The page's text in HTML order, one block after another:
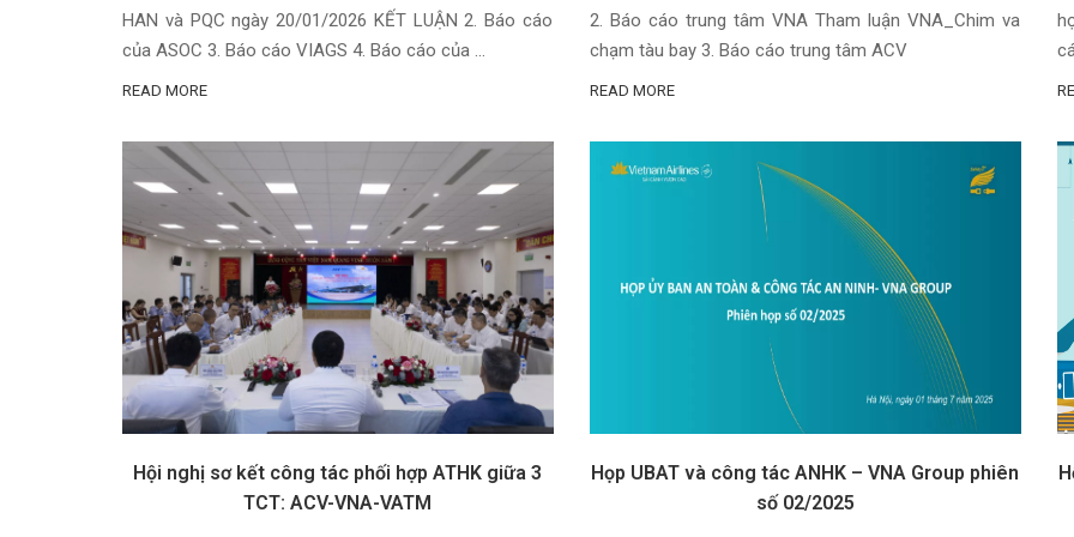
HAN và PQC ngày 20/01/2026 KẾT LUẬN 2. Báo cáo
của ASOC 3. Báo cáo VIAGS 4. Báo cáo của …
READ MORE
2. Báo cáo trung tâm VNA Tham luận VNA_Chim va
chạm tàu bay 3. Báo cáo trung tâm ACV
READ MORE
Hội nghị sơ kết công tác phối hợp ATHK giữa 3
TCT: ACV-VNA-VATM
Họp UBAT và công tác ANHK – VNA Group phiên
số 02/2025